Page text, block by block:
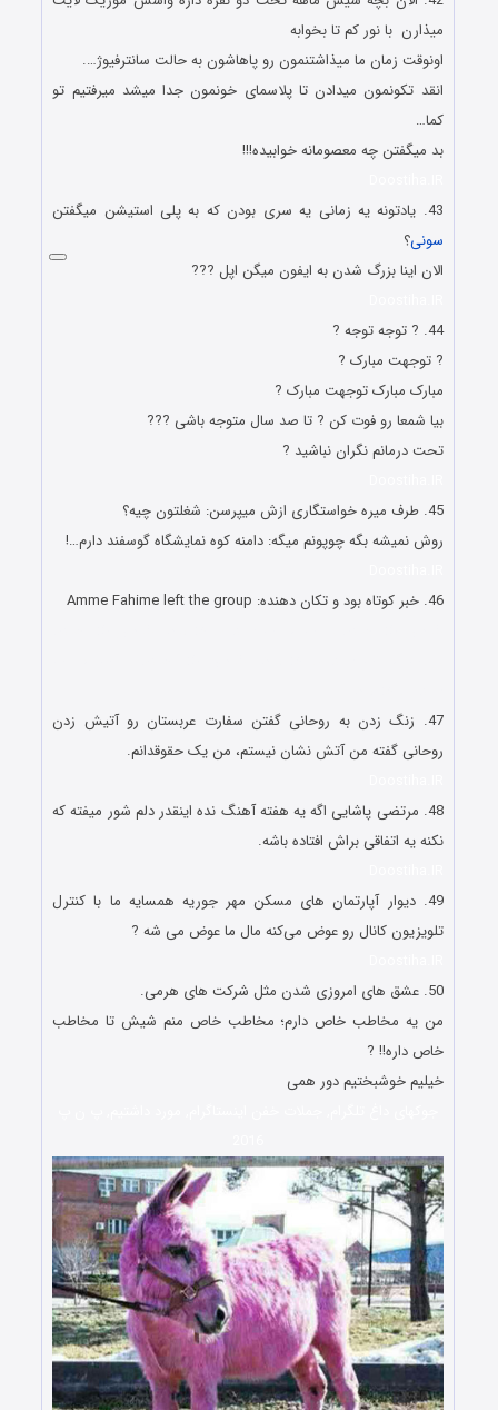
میذارن با نور کم تا بخوابه
اونوقت زمان ما میذاشتنمون رو پاهاشون به حالت سانترفیوژ….
انقد تکونمون میدادن تا پلاسمای خونمون جدا میشد میرفتیم تو
کما…
بد میگفتن چه معصومانه خوابیده!!!
43. یادتونه یه زمانی یه سری بودن که به پلی استیشن میگفتن
سونی؟
الان اینا بزرگ شدن به ایفون میگن اپل ???
44. ? توجه توجه ?
? توجهت مبارک ?
مبارک مبارک توجهت مبارک ?
بیا شمعا رو فوت کن ? تا صد سال متوجه باشی ???
تحت درمانم نگران نباشید ?
45. طرف میره خواستگاری ازش میپرسن: شغلتون چیه؟
روش نمیشه بگه چوپونم میگه: دامنه کوه نمایشگاه گوسفند دارم…!
46. ‏خبر کوتاه بود و تکان دهنده:‌ Amme Fahime left the group
47. زنگ زدن به روحانی گفتن سفارت عربستان رو آتیش زدن
روحانی گفته من آتش نشان نیستم، من یک حقوقدانم.
48. مرتضی پاشایی اگه یه هفته آهنگ نده اینقدر دلم شور میفته که
نکنه یه اتفاقی براش افتاده باشه.
49. ﺩﯾﻮﺍﺭ ﺁﭘﺎﺭﺗﻤﺎﻥ ﻫﺎﯼ ﻣﺴﮑﻦ ﻣﻬﺮ ﺟﻮﺭﯾﻪ ﻫﻤﺴﺎﯾﻪ ﻣﺎ ﺑﺎ ﮐﻨﺘﺮﻝ
ﺗﻠﻮﯾﺰﯾﻮﻥ ﮐﺎﻧﺎﻝ ﺭﻭ ﻋﻮﺽ ﻣﯽﮐﻨﻪ ﻣﺎﻝ ﻣﺎ ﻋﻮﺽ ﻣﯽ ﺷﻪ ?
50. عشق های امروزی شدن مثل شرکت های هرمی.
من یه مخاطب خاص دارم؛ مخاطب خاص منم شیش تا مخاطب
خاص داره!! ?
خیلیم خوشبختیم دور همی